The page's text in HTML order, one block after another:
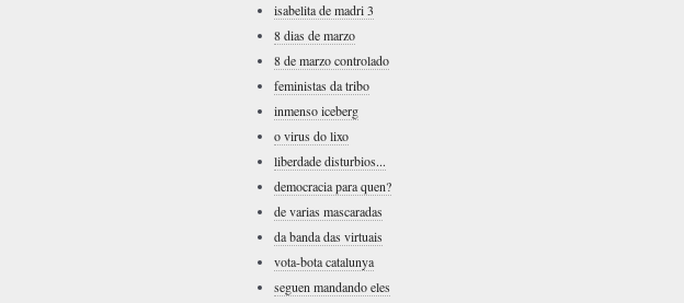
isabelita de madri 3
8 dias de marzo
8 de marzo controlado
feministas da tribo
inmenso iceberg
o virus do lixo
liberdade disturbios...
democracia para quen?
de varias mascaradas
da banda das virtuais
vota-bota catalunya
seguen mandando eles